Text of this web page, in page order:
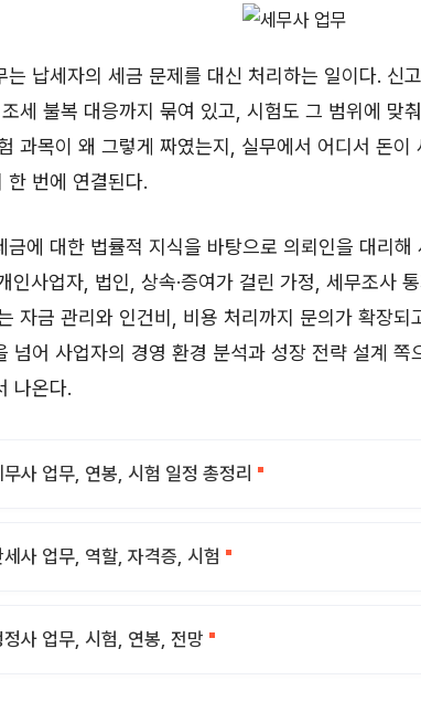
는 납세자의 세금 문제를 대신 처리하는 일이다. 신
세 불복 대응까지 묶여 있고, 시험도 그 범위에 맞
과목이 왜 그렇게 짜였는지, 실무에서 어디서 돈
한 번에 연결된다.
금에 대한 법률적 지식을 바탕으로 의뢰인을 대리해
인사업자, 법인, 상속·증여가 걸린 가정, 세무조사
자금 관리와 인건비, 비용 처리까지 문의가 확장되
넘어 사업자의 경영 환경 분석과 성장 전략 설계 쪽
나온다.
무사 업무, 연봉, 시험 일정 총정리
세사 업무, 역할, 자격증, 시험
정사 업무, 시험, 연봉, 전망